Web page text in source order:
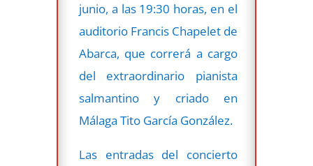
junio, a las 19:30 horas, en el
auditorio Francis Chapelet de
Abarca, que correrá a cargo
del extraordinario pianista
salmantino y criado en
Málaga Tito García González.
Las entradas del concierto